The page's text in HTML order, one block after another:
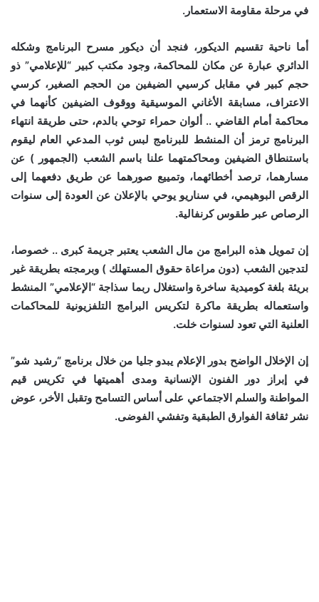
في مرحلة مقاومة الاستعمار.
أما ناحية تقسيم الديكور، فنجد أن ديكور مسرح البرنامج وشكله
الدائري عبارة عن مكان للمحاكمة، وجود مكتب كبير “للإعلامي” ذو
حجم كبير في مقابل كرسيي الضيفين من الحجم الصغير، كرسي
الاعتراف، مسابقة الأغاني الموسيقية ووقوف الضيفين كأنهما في
محاكمة أمام القاضي .. ألوان حمراء توحي بالدم، حتى طريقة انتهاء
البرنامج ترمز أن المنشط للبرنامج لبس ثوب المدعي العام ليقوم
باستنطاق الضيفين ومحاكمتهما علنا باسم الشعب (الجمهور ) عن
مسارهما، ترصد أخطائهما، وتمييع صورهما عن طريق دفعهما إلى
الرقص البوهيمي، في سناريو يوحي بالإعلان عن العودة إلى سنوات
الرصاص عبر طقوس كرنفالية.
إن تمويل هذه البرامج من مال الشعب يعتبر جريمة كبرى .. خصوصا،
لتدجين الشعب (دون مراعاة حقوق المستهلك ) وبرمجته بطريقة غير
بريئة بلغة كوميدية ساخرة واستغلال ربما سذاجة “الإعلامي” المنشط
واستعماله بطريقة ماكرة لتكريس البرامج التلفزيونية للمحاكمات
العلنية التي تعود لسنوات خلت.
إن الإخلال الواضح بدور الإعلام يبدو جليا من خلال برنامج “رشيد شو”
في إبراز دور الفنون الإنسانية ومدى أهميتها في تكريس قيم
المواطنة والسلم الاجتماعي على أساس التسامح وتقبل الأخر، عوض
نشر ثقافة الفوارق الطبقية وتفشي الفوضى.